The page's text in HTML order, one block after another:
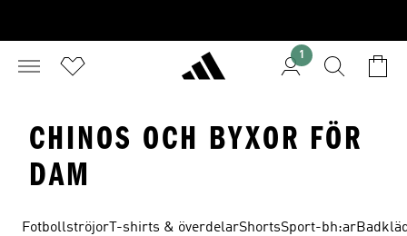
1
CHINOS OCH BYXOR FÖR
DAM
Fotbollströjor T-shirts & överdelarShortsSport-bh:ar